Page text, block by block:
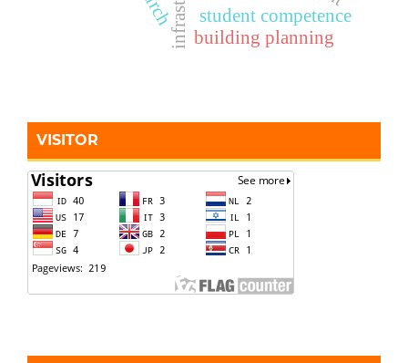
student competence
building planning
VISITOR